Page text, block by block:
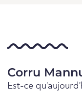
Corru
Est-ce